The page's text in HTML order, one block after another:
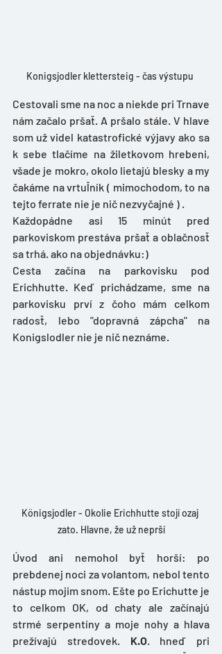
Konigsjodler klettersteig - čas výstupu
Cestovali sme na noc a niekde pri Trnave
nám začalo pršať. A pršalo stále. V hlave
som už videl katastrofické výjavy ako sa
k sebe tlačíme na žiletkovom hrebeni,
všade je mokro, okolo lietajú blesky a my
čakáme na vrtuľník ( mimochodom, to na
tejto ferrate nie je nič nezvyčajné ) .
Každopádne asi 15 minút pred
parkoviskom prestáva pršať a oblačnosť
sa trhá. ako na objednávku:)
Cesta začína na parkovisku pod
Erichhutte. Keď prichádzame, sme na
parkovisku prví z čoho mám celkom
radosť, lebo "dopravná zápcha" na
Konigslodler nie je nič neznáme.
Königsjodler - Okolie Erichhutte stojí ozaj
zato. Hlavne, že už neprší
Úvod ani nemohol byť horší: po
prebdenej noci za volantom, nebol tento
nástup mojim snom. Ešte po Erichutte je
to celkom OK, od chaty ale začínajú
strmé serpentíny a moje nohy a hlava
prežívajú stredovek. K.O. hneď pri